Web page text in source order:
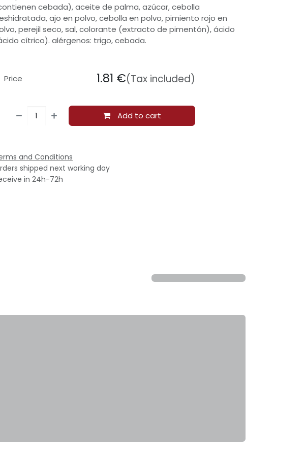
cebada), aceite de palma, azúcar, cebolla
ajo en polvo, cebolla en polvo, pimiento rojo en
perejil seco, sal, colorante (extracto de pimentón), ácido
cítrico). alérgenos: trigo, cebada.
Add to cart
Price 1.81 €(Tax included)
and Conditions
shipped next working day
in 24h-72h